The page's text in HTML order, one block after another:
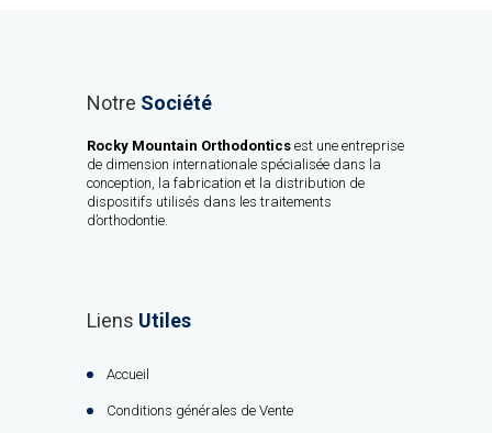
Notre Société
Rocky Mountain Orthodontics est une entreprise
de dimension internationale spécialisée dans la
conception, la fabrication et la distribution de
dispositifs utilisés dans les traitements
d’orthodontie.
Liens Utiles
Accueil
Conditions générales de Vente